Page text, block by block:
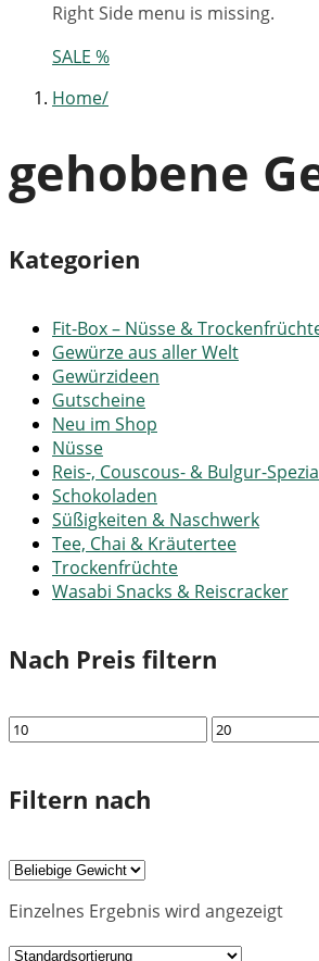
Right Side menu is missing.
SALE %
Home
gehobene
Kategorien
Fit-Box – Nüsse &
Gewürze aus aller Welt
Gewürzideen
Gutscheine
Neu im Shop
Nüsse
Reis-, Couscous- & Bulgur-
Schokoladen
Süßigkeiten & Naschwerk
Tee, Chai & Kräutertee
Trockenfrüchte
Wasabi Snacks & Reiscracker
Nach Preis filtern
Min.
Max.
Filtern nach
Einzelnes Ergebnis wird angezeigt